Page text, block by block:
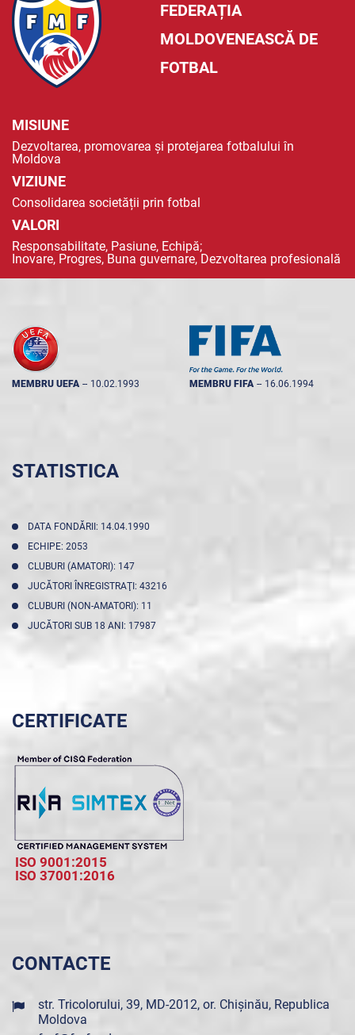
FEDERAȚIA
MOLDOVENEASCĂ DE
FOTBAL
MISIUNE
Dezvoltarea, promovarea și protejarea fotbalului în
Moldova
VIZIUNE
Consolidarea societății prin fotbal
VALORI
Responsabilitate, Pasiune, Echipă;
Inovare, Progres, Buna guvernare, Dezvoltarea profesională
MEMBRU UEFA -- 10.02.1993 MEMBRU FIFA -- 16.06.1994
STATISTICA
DATA FONDĂRII: 14.04.1990
ECHIPE: 2053
CLUBURI (AMATORI): 147
JUCĂTORI ÎNREGISTRAŢI: 43216
CLUBURI (NON-AMATORI): 11
JUCĂTORI SUB 18 ANI: 17987
CERTIFICATE
ISO 9001:2015
ISO 37001:2016
CONTACTE
str. Tricolorului, 39, MD-2012, or. Chișinău, Republica
Moldova